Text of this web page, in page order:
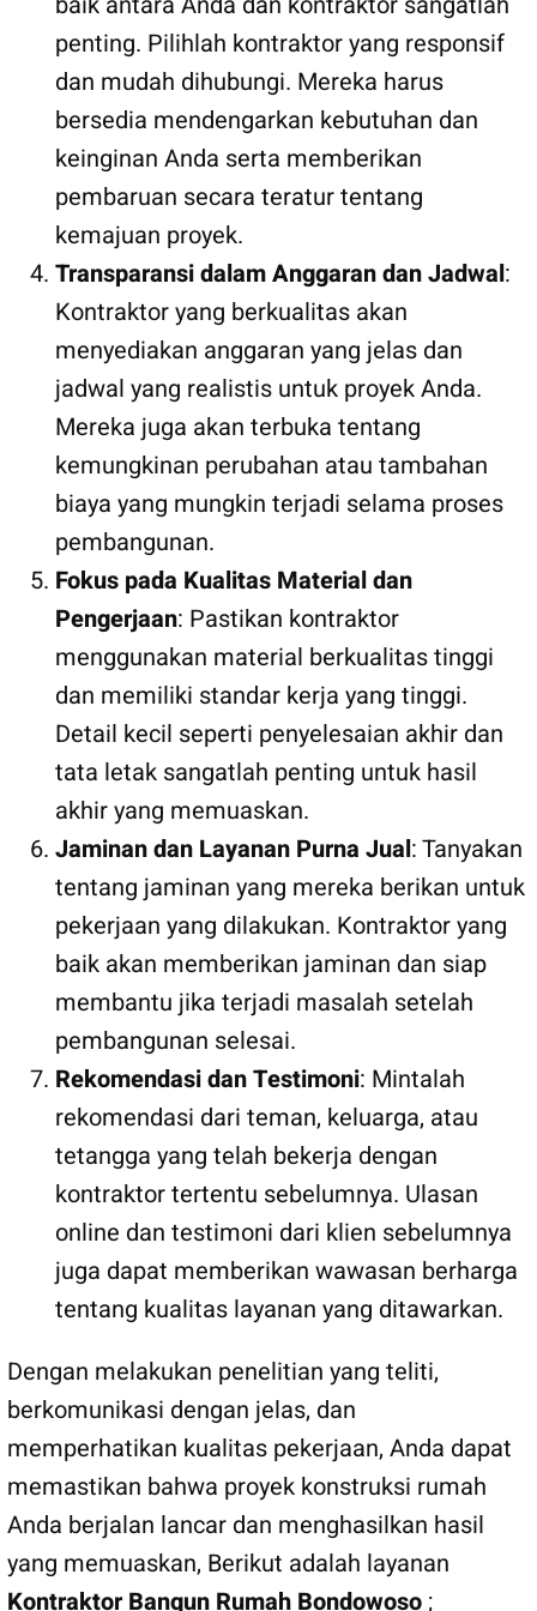
penting. Pilihlah kontraktor yang responsif
dan mudah dihubungi. Mereka harus
bersedia mendengarkan kebutuhan dan
keinginan Anda serta memberikan
pembaruan secara teratur tentang
kemajuan proyek.
Transparansi dalam Anggaran dan Jadwal:
Kontraktor yang berkualitas akan
menyediakan anggaran yang jelas dan
jadwal yang realistis untuk proyek Anda.
Mereka juga akan terbuka tentang
kemungkinan perubahan atau tambahan
biaya yang mungkin terjadi selama proses
pembangunan.
Fokus pada Kualitas Material dan
Pengerjaan: Pastikan kontraktor
menggunakan material berkualitas tinggi
dan memiliki standar kerja yang tinggi.
Detail kecil seperti penyelesaian akhir dan
tata letak sangatlah penting untuk hasil
akhir yang memuaskan.
Jaminan dan Layanan Purna Jual: Tanyakan
tentang jaminan yang mereka berikan untuk
pekerjaan yang dilakukan. Kontraktor yang
baik akan memberikan jaminan dan siap
membantu jika terjadi masalah setelah
pembangunan selesai.
Rekomendasi dan Testimoni: Mintalah
rekomendasi dari teman, keluarga, atau
tetangga yang telah bekerja dengan
kontraktor tertentu sebelumnya. Ulasan
online dan testimoni dari klien sebelumnya
juga dapat memberikan wawasan berharga
tentang kualitas layanan yang ditawarkan.
Dengan melakukan penelitian yang teliti,
berkomunikasi dengan jelas, dan
memperhatikan kualitas pekerjaan, Anda dapat
memastikan bahwa proyek konstruksi rumah
Anda berjalan lancar dan menghasilkan hasil
yang memuaskan, Berikut adalah layanan
Kontraktor Bangun Rumah Bondowoso;